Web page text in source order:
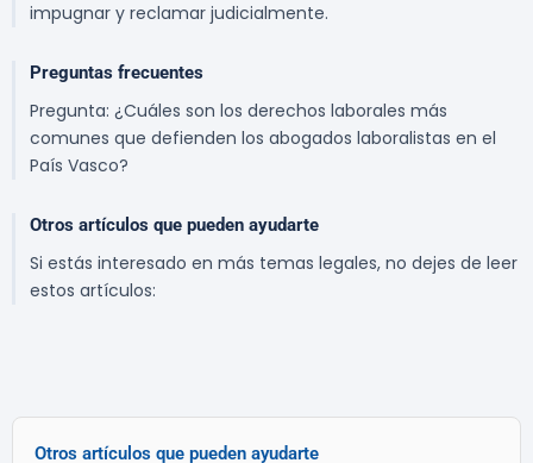
impugnar y reclamar judicialmente.
Preguntas frecuentes
Pregunta: ¿Cuáles son los derechos laborales más
comunes que defienden los abogados laboralistas en el
País Vasco?
Otros artículos que pueden ayudarte
Si estás interesado en más temas legales, no dejes de leer
estos artículos:
Otros artículos que pueden ayudarte